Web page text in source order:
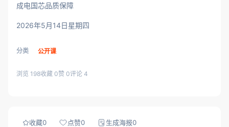
成电国芯品质保障
2026年5月14日星期四
分类 公开课
浏览 198收藏 0赞 0评论 4
收藏0 点赞0 生成海报0